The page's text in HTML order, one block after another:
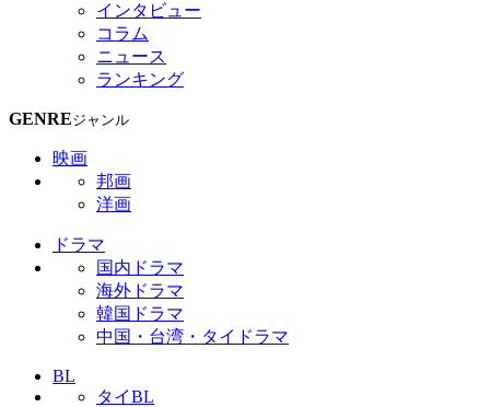
インタビュー
コラム
ニュース
ランキング
GENREジャンル
映画
邦画
洋画
ドラマ
国内ドラマ
海外ドラマ
韓国ドラマ
中国・台湾・タイドラマ
BL
タイBL